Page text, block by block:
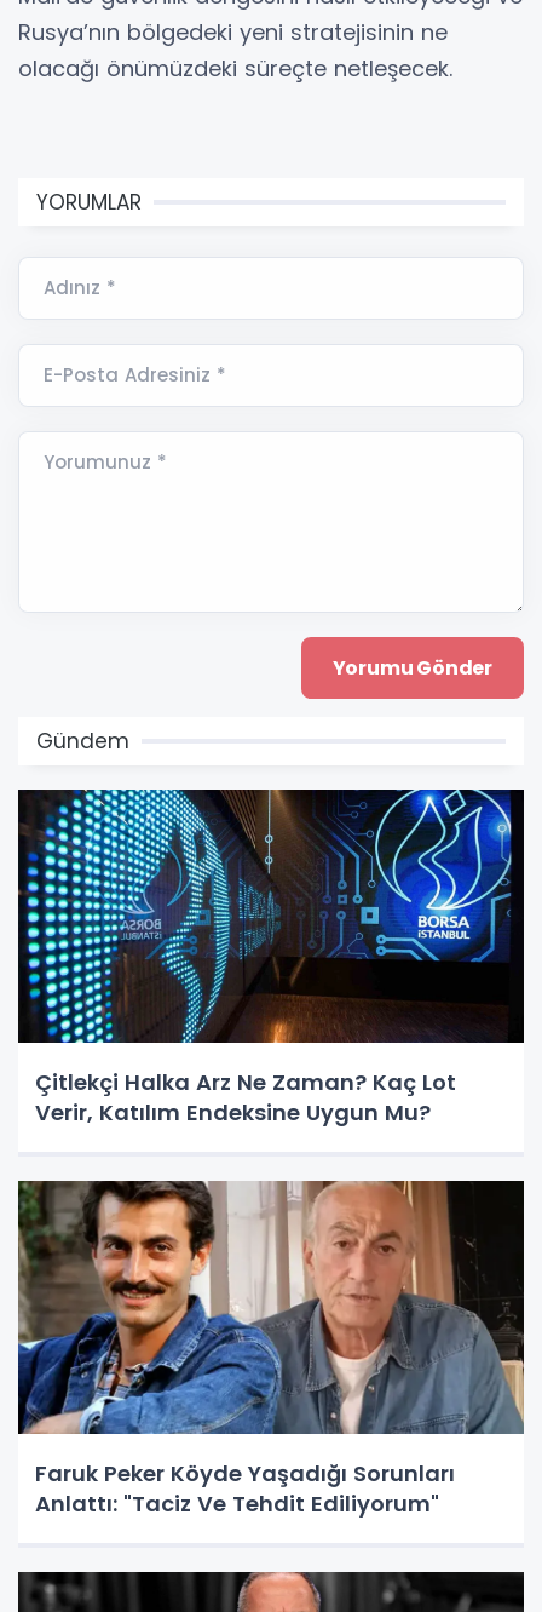
Rusya’nın bölgedeki yeni stratejisinin ne
olacağı önümüzdeki süreçte netleşecek.
YORUMLAR
Adınız *
E-Posta Adresiniz *
Yorumunuz *
Gündem
Çitlekçi Halka Arz Ne Zaman? Kaç Lot
Verir, Katılım Endeksine Uygun Mu?
Faruk Peker Köyde Yaşadığı Sorunları
Anlattı: "Taciz Ve Tehdit Ediliyorum"